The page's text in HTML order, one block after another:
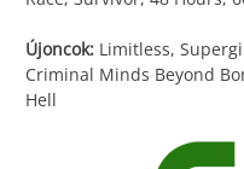
Újoncok: Limitless,
Criminal Minds Beyond
Hell